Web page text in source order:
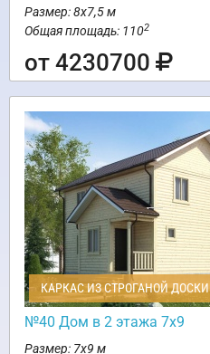
Размер: 8х7,5 м
Общая площадь: 1102
от 4230700
КАРКАС ИЗ СТРОГАНОЙ ДОСКИ
№40 Дом в 2 этажа 7х9
Размер: 7х9 м